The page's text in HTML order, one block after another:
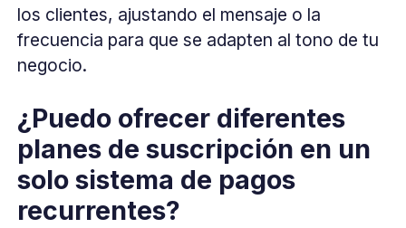
los clientes, ajustando el mensaje o la
frecuencia para que se adapten al tono de tu
negocio.
¿Puedo ofrecer diferentes
planes de suscripción en un
solo sistema de pagos
recurrentes?